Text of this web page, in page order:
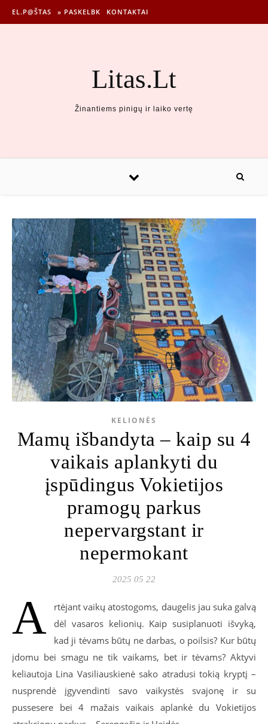
EL.P@ŠTAS » PASKELBK KONTAKTAI
Litas.Lt
Žinantiems pinigų ir laiko vertę
KELIONĖS
Mamų išbandyta – kaip su 4
vaikais aplankyti du
įspūdingus Vokietijos
pramogų parkus
nepervargstant ir
nepermokant
2025 05 22
A
rtėjant vaikų atostogoms, daugelis jau suka galvą
dėl vasaros kelionių. Kaip susiplanuoti išvyką,
kad ji tėvams būtų ne darbas, o poilsis? Kur būtų
įdomu bei smagu ne tik vaikams, bet ir tėvams? Aktyvi
keliautoja Lina Vasiliauskienė sako atradusi tokią kryptį –
nusprendė įgyvendinti savo vaikystės svajonę ir su
pussesere bei 4 mažais vaikais aplankė du Vokietijos